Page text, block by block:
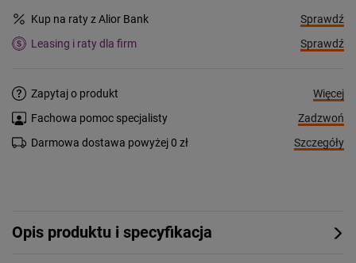
Kup na raty z Alior Bank
Sprawdź
Leasing i raty dla firm
Sprawdź
Zapytaj o produkt
Więcej
Fachowa pomoc specjalisty
Zadzwoń
Darmowa dostawa powyżej 0 zł
Szczegóły
Opis produktu i specyfikacja